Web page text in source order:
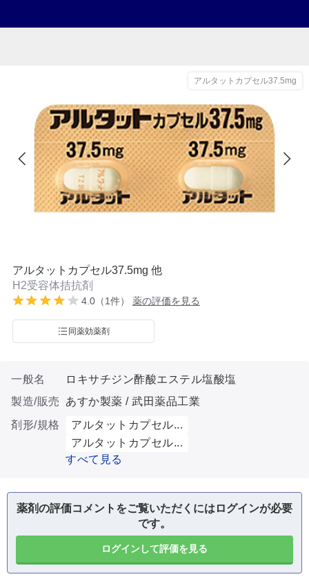
アルタットカプセル37.5mg
アルタットカプセル37.5mg 他
H2受容体拮抗剤
4.0（1件） 薬の評価を見る
同薬効薬剤
一般名
ロキサチジン酢酸エステル塩酸塩
製造/販売
あすか製薬 / 武田薬品工業
剤形/規格
アルタットカプセル...
アルタットカプセル...
すべて見る
薬剤の評価コメントをご覧いただくにはログインが必要
です。
ログインして評価を見る